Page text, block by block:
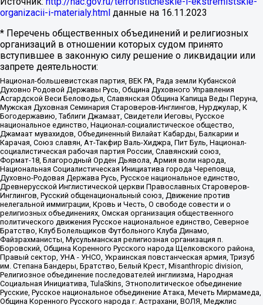
organizacii-i-materialy.html данные на 16.11.2023
* Перечень общественных объединений и религиозных
организаций в отношении которых судом принято
вступившее в законную силу решение о ликвидации или
запрете деятельности:
Национал-большевистская партия, ВЕК РА, Рада земли Кубанской
Духовно Родовой Державы Русь, Община Духовного Управления
Асгардской Веси Беловодья, Славянская Община Капища Веды Перуна,
Мужская Духовная Семинария Староверов-Инглингов, Нурджулар, К
Богодержавию, Таблиги Джамаат, Свидетели Иеговы, Русское
национальное единство, Национал-социалистическое общество,
Джамаат мувахидов, Объединенный Вилайат Кабарды, Балкарии и
Карачая, Союз славян, Ат-Такфир Валь-Хиджра, Пит Буль, Национал-
социалистическая рабочая партия России, Славянский союз,
Формат-18, Благородный Орден Дьявола, Армия воли народа,
Национальная Социалистическая Инициатива города Череповца,
Духовно-Родовая Держава Русь, Русское национальное единство,
Древнерусской Инглистической церкви Православных Староверов-
Инглингов, Русский общенациональный союз, Движение против
нелегальной иммиграции, Кровь и Честь, О свободе совести и о
религиозных объединениях, Омская организация общественного
политического движения Русское национальное единство, Северное
Братство, Клуб Болельщиков Футбольного Клуба Динамо,
Файзрахманисты, Мусульманская религиозная организация п.
Боровский, Община Коренного Русского народа Щелковского района,
Правый сектор, УНА - УНСО, Украинская повстанческая армия, Тризуб
им. Степана Бандеры, Братство, Белый Крест, Misanthropic division,
Религиозное объединение последователей инглиизма, Народная
Социальная Инициатива, TulaSkins, Этнополитическое объединение
Русские, Русское национальное объединение Атака, Мечеть Мирмамеда,
Община Коренного Русского народа г. Астрахани, ВОЛЯ, Меджлис